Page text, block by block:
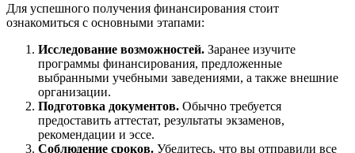
Для успешного получения финансирования стоит
ознакомиться с основными этапами:
Исследование возможностей. Заранее изучите
программы финансирования, предложенные
выбранными учебными заведениями, а также внешние
организации.
Подготовка документов. Обычно требуется
предоставить аттестат, результаты экзаменов,
рекомендации и эссе.
Соблюдение сроков. Убедитесь, что вы отправили все